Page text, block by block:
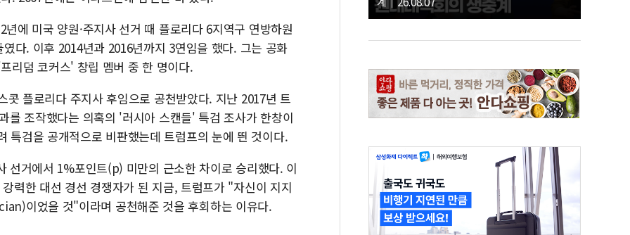
에 미국 양원·주지사 선거 때 플로리다 6지역구 연방하원
다. 이후 2014년과 2016년까지 3연임을 했다. 그는 공화
리덤 코커스' 창립 멤버 중 한 명이다.
플로리다 주지사 후임으로 공천받았다. 지난 2017년 트
를 조작했다는 의혹의 '러시아 스캔들' 특검 조사가 한창이
특검을 공개적으로 비판했는데 트럼프의 눈에 띈 것이다.
선거에서 1%포인트(p) 미만의 근소한 차이로 승리했다. 이
력한 대선 경선 경쟁자가 된 지금, 트럼프가 "자신이 지지
이었을 것"이라며 공천해준 것을 후회하는 이유다.